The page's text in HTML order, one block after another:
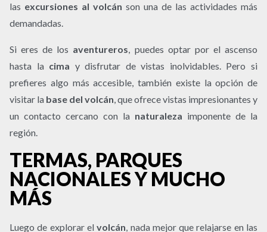
las excursiones al volcán son una de las actividades más
demandadas.
Si eres de los aventureros, puedes optar por el ascenso
hasta la cima y disfrutar de vistas inolvidables. Pero si
prefieres algo más accesible, también existe la opción de
visitar la base del volcán, que ofrece vistas impresionantes y
un contacto cercano con la naturaleza imponente de la
región.
TERMAS, PARQUES
NACIONALES Y MUCHO
MÁS
Luego de explorar elvolcán, nada mejor que relajarse en las